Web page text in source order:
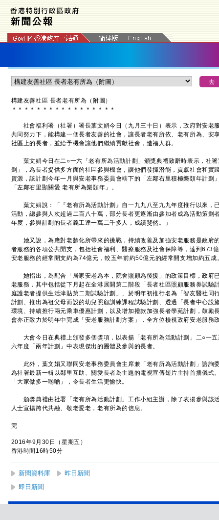
構建友善社區 長者老有所為（附圖）
＊ ＊ ＊ ＊ ＊ ＊ ＊ ＊ ＊ ＊ ＊ ＊ ＊ ＊ ＊ ＊ ＊
社會福利署（社署）署長葉文娟今日（九月三十日）表示，政府對安老
共同努力下，能構建一個長者友善的社會，讓長者老有所依、老有所為、安
社區上的長者，並給予機會讓他們繼續貢獻社會，造福人群。
葉文娟今日在二○一六「老有所為活動計劃」頒獎典禮致辭時表示，社署
劃」，為長者提供多方面的社區參與機會，讓他們發揮潛能，貢獻社會和實
資源，該計劃今年一月與安老事務委員會轄下的「左鄰右里積極樂頤年計劃
「左鄰右里顯關愛 老有所為樂頤年」。
葉文娟說：「『老有所為活動計劃』自一九九八至九九年度推行以來，
活動，總參與人次超過二百八十萬，部分長者更逐漸由參加者成為活動策劃
年度，參與計劃的長者義工達一萬二千多人，成績斐然。」
她又說，為應對老齡化所帶來的挑戰，持續改善及加強安老服務是政府
者服務的各項公共開支，包括社會福利、醫療服務及社會保障等，達到673
安老服務的經常開支約為74億元，較五年前約50億元的經常開支增加約五成
她指出，為配合「居家安老為本，院舍照顧為後援」的政策目標，政府
老服務，其中包括從下月起在全港展開第二階段「長者社區照顧服務券試驗
庭護老者提供生活津貼第二期試驗計劃」、於明年初推行名為「智友醫社同
計劃、推出為祖父母而設的幼兒照顧訓練課程試驗計劃、透過「長者中心設
環境、持續推行兩元乘車優惠計劃，以及增加撥款加強長者學苑計劃，鼓勵
會亦正致力於明年中完成「安老服務計劃方案」，全方位檢視政府安老服務
大會今日在典禮上頒發多個獎項，以表揚「老有所為活動計劃」二○一五
六年度「兩年計劃」中表現傑出的團體及參與的長者。
此外，葉文娟又聯同安老事務委員會主席兼「老有所為活動計劃」諮詢
為社署最新一輯以鄰里互助、關愛長者為主題的電視宣傳短片主持首播儀式
「大家做多一啲啲」，令長者生活更愉快。
頒獎典禮由社署「老有所為活動計劃」工作小組主辦，除了表揚參與該
人士宣揚跨代共融、敬老愛老，老有所為的信息。
完
2016年9月30日（星期五）
香港時間16時50分
新聞資料庫
昨日新聞
即日新聞